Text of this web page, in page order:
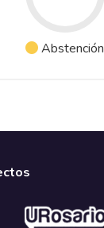
Abstención